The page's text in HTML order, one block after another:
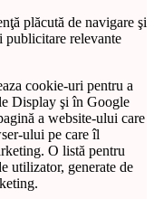
plăcută de navigare şi
relevante
cookie-uri pentru a
Display şi în Google
a website-ului care
ului pe care îl
O listă pentru
utilizator, generate de